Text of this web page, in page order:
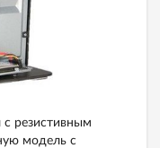
с резистивным
модель с